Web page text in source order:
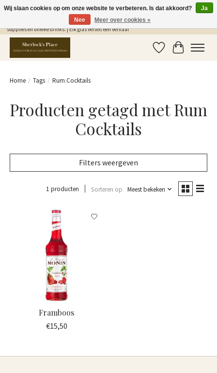
Gratis Verzending in NL vanaf €75,- | Sherlocks Place: dé plek voor MONIN siropen, bar
supplies en unieke drinks. | Elk glas vertelt een verhaal
Verlanglijst
Home / Tags / Rum Cocktails
Producten getagd met Rum
Cocktails
Filters weergeven
1 producten Sorteren op Meest bekeken
Framboos
€15,50
Wij slaan cookies op om onze website te verbeteren. Is dat akkoord?
Ja
Nee
Meer over cookies »